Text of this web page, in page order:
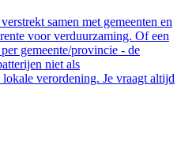
samen met gemeenten en
voor verduurzaming. Of een
gemeente/provincie - de
niet als
verordening. Je vraagt altijd